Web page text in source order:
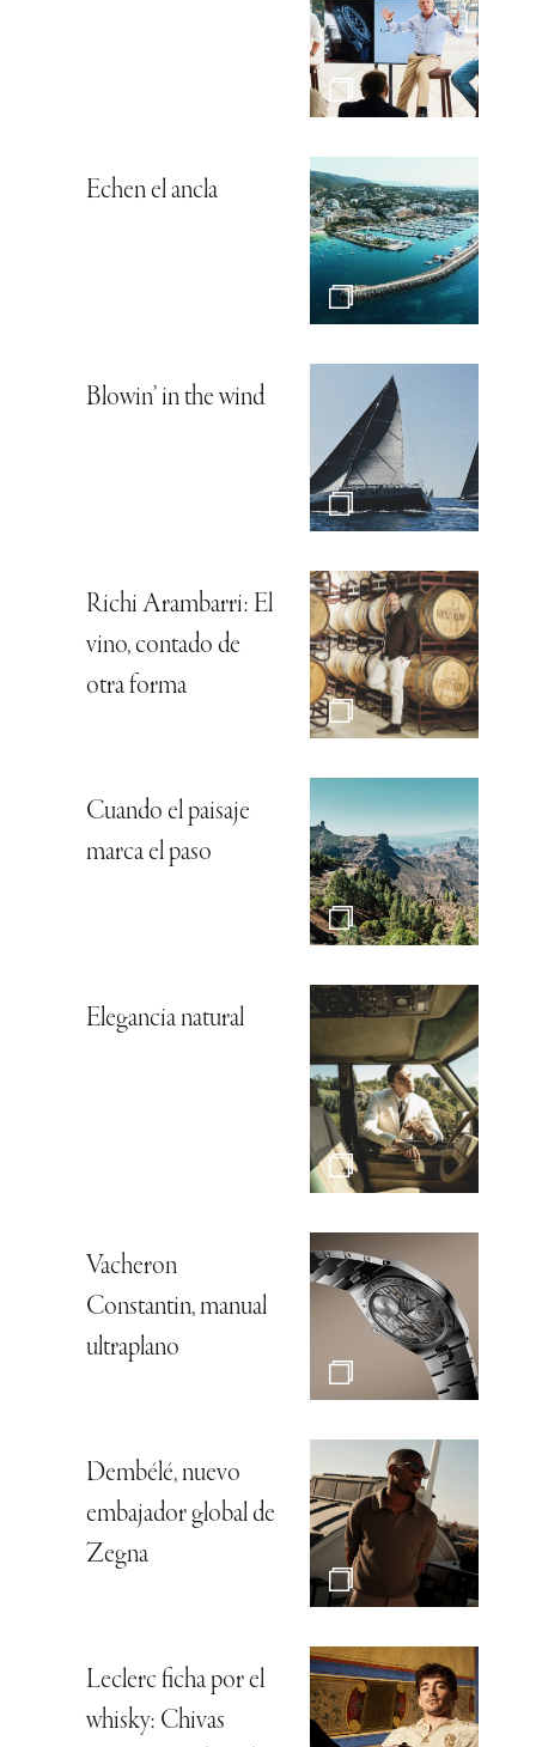
Echen el ancla
Blowin’ in the wind
Richi Arambarri: El
vino, contado de
otra forma
Cuando el paisaje
marca el paso
Elegancia natural
Vacheron
Constantin, manual
ultraplano
Dembélé, nuevo
embajador global de
Zegna
Leclerc ficha por el
whisky: Chivas